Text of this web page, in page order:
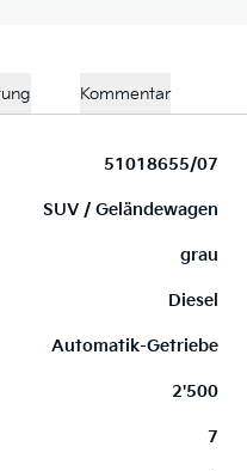
Kommentar
51018655/07
SUV / Geländewagen
grau
Diesel
Automatik-Getriebe
2'500
7